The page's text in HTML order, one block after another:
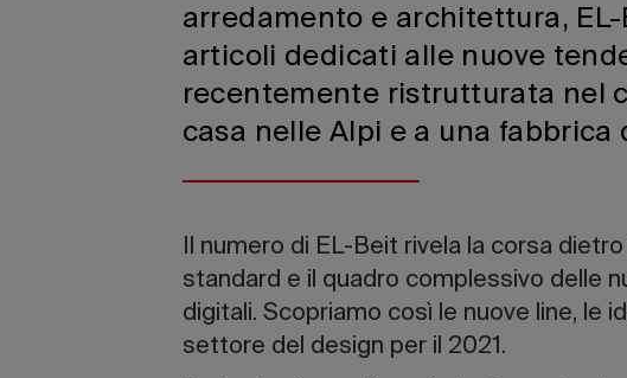
arredamento e architettura,
articoli dedicati alle nuove
recentemente ristrutturata nel
casa nelle Alpi e a una
Il numero di EL-Beit rivela la corsa
standard e il quadro complessivo delle
digitali. Scopriamo così le nuove line, le
settore del design per il 2021.